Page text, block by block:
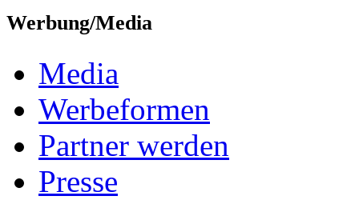
Werbung/Media
Media
Werbeformen
Partner werden
Presse